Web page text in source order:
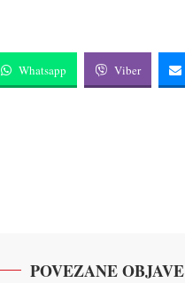
Whatsapp Viber
POVEZANE OBJAVE